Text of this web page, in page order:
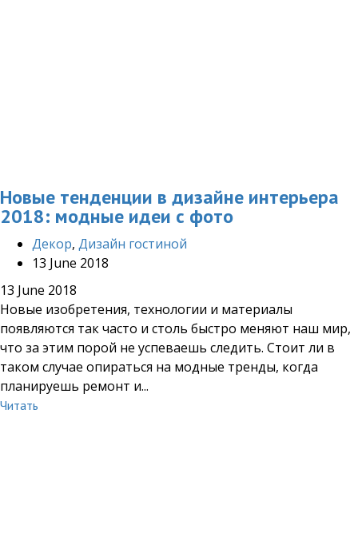
Новые тенденции в дизайне интерьера
2018: модные идеи с фото
Декор, Дизайн гостиной
13 June 2018
13 June 2018
Новые изобретения, технологии и материалы
появляются так часто и столь быстро меняют наш мир,
что за этим порой не успеваешь следить. Стоит ли в
таком случае опираться на модные тренды, когда
планируешь ремонт и...
Читать